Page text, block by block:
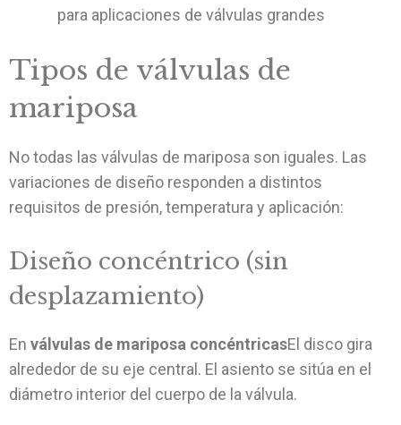
para aplicaciones de válvulas grandes
Tipos de válvulas de
mariposa
No todas las válvulas de mariposa son iguales. Las
variaciones de diseño responden a distintos
requisitos de presión, temperatura y aplicación:
Diseño concéntrico (sin
desplazamiento)
En válvulas de mariposa concéntricasEl disco gira
alrededor de su eje central. El asiento se sitúa en el
diámetro interior del cuerpo de la válvula.